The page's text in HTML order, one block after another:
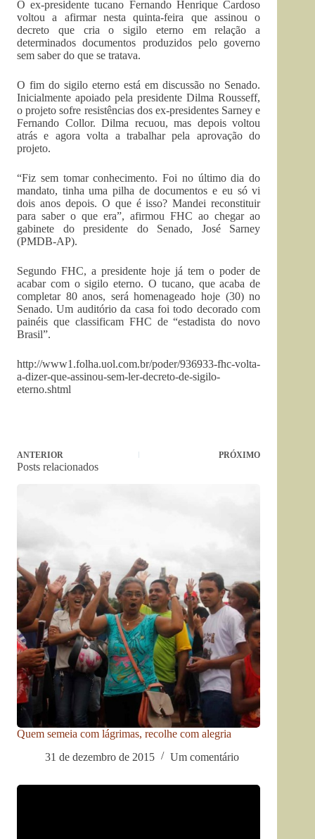
O ex-presidente tucano Fernando Henrique Cardoso
voltou a afirmar nesta quinta-feira que assinou o
decreto que cria o sigilo eterno em relação a
determinados documentos produzidos pelo governo
sem saber do que se tratava.
O fim do sigilo eterno está em discussão no Senado.
Inicialmente apoiado pela presidente Dilma Rousseff,
o projeto sofre resistências dos ex-presidentes Sarney e
Fernando Collor. Dilma recuou, mas depois voltou
atrás e agora volta a trabalhar pela aprovação do
projeto.
“Fiz sem tomar conhecimento. Foi no último dia do
mandato, tinha uma pilha de documentos e eu só vi
dois anos depois. O que é isso? Mandei reconstituir
para saber o que era”, afirmou FHC ao chegar ao
gabinete do presidente do Senado, José Sarney
(PMDB-AP).
Segundo FHC, a presidente hoje já tem o poder de
acabar com o sigilo eterno. O tucano, que acaba de
completar 80 anos, será homenageado hoje (30) no
Senado. Um auditório da casa foi todo decorado com
painéis que classificam FHC de “estadista do novo
Brasil”.
http://www1.folha.uol.com.br/poder/936933-fhc-volta-
a-dizer-que-assinou-sem-ler-decreto-de-sigilo-
eterno.shtml
ANTERIOR PRÓXIMO
Posts relacionados
Quem semeia com lágrimas, recolhe com alegria
31 de dezembro de 2015
Um comentário